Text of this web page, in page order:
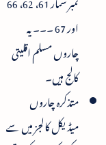
اور 67 ۔۔۔ یہ
چاروں مسلم اقلیتی
کالج ہیں۔
متذکرہ چاروں
میڈیکل کالجز میں سے